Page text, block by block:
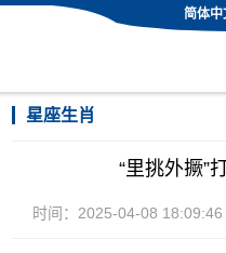
简体中
星座生肖
“里挑外撅”
时间：2025-04-08 18:09:46